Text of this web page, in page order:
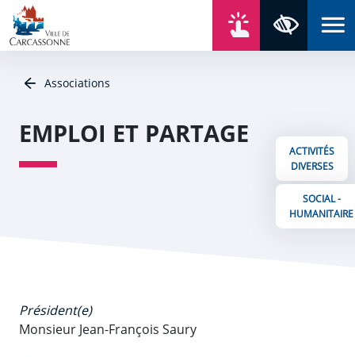
Aller au contenu
Aller au menu
Aller au plan du site
Aller à la recherche
Associations
EMPLOI ET PARTAGE
ACTIVITÉS
DIVERSES
SOCIAL -
HUMANITAIRE
Président(e)
Monsieur Jean-François Saury
Panneau de gestion des cookies